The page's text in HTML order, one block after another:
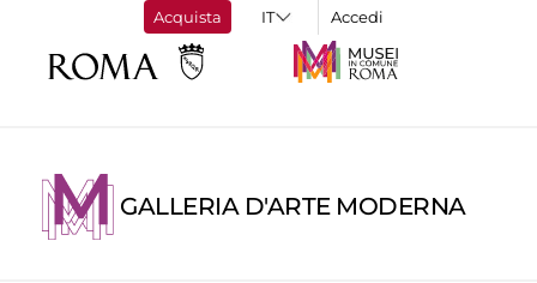
Acquista Accedi
GALLERIA D'ARTE MODERNA